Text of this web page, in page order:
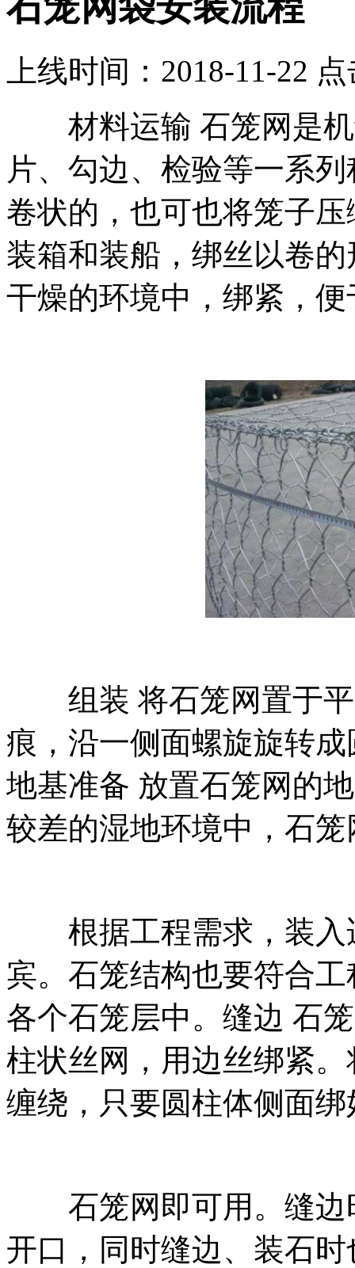
上线时间：2018-11-22
材料运输 石笼网是机
片、勾边、检验等一系
卷状的，也可也将笼子
装箱和装船，绑丝以卷
干燥的环境中，绑紧，
组装 将石笼网置于平
痕，沿一侧面螺旋旋转
地基准备 放置石笼网的
较差的湿地环境中，石
根据工程需求，装入
宾。石笼结构也要符合
各个石笼层中。缝边 石
柱状丝网，用边丝绑紧
缠绕，只要圆柱体侧面
石笼网即可用。缝边
开口，同时缝边、装石